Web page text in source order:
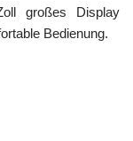
großes Display
Bedienung.